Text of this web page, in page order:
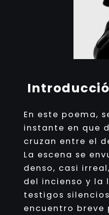
En este poema,
instante en que
cruzan entre el
La escena se
denso, casi
del incienso y la
testigos
encuentro breve